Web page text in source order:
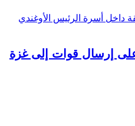
على إرسال قوات إلى غزة